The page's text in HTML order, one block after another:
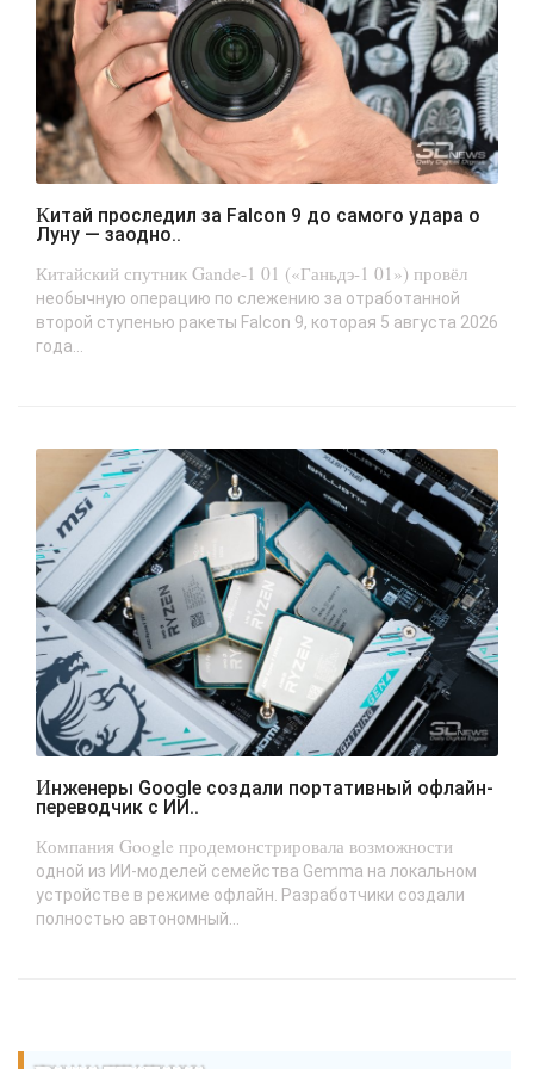
Китай проследил за Falcon 9 до самого удара о
Луну — заодно..
Китайский спутник Gande-1 01 («Ганьдэ-1 01») провёл
необычную операцию по слежению за отработанной
второй ступенью ракеты Falcon 9, которая 5 августа 2026
года...
Инженеры Google создали портативный офлайн-
переводчик с ИИ..
Компания Google продемонстрировала возможности
одной из ИИ-моделей семейства Gemma на локальном
устройстве в режиме офлайн. Разработчики создали
полностью автономный...